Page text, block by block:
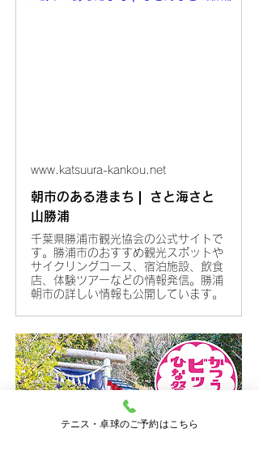
www.katsuura-kankou.net
朝市のある港まち❘ さと海さと
山勝浦
千葉県勝浦市観光協会の公式サイトで
す。勝浦市のおすすめ観光スポットや
サイクリングコース、宿泊施設、飲食
店、体験ツアーなどの情報発信。勝浦
朝市の詳しい情報も公開しています。
テニス・卓球のご予約はこちら